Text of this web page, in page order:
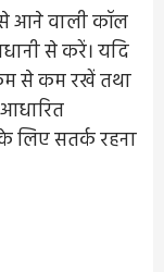
से आने वाली कॉल
से करें। यदि
से कम रखें तथा
लिए सतर्क रहना